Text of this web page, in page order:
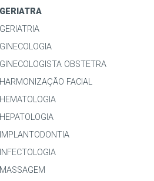
GERIATRA
GERIATRIA
GINECOLOGIA
GINECOLOGISTA OBSTETRA
HARMONIZAÇÃO FACIAL
HEMATOLOGIA
HEPATOLOGIA
IMPLANTODONTIA
INFECTOLOGIA
MASSAGEM